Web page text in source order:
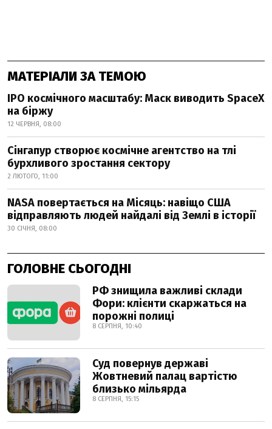
МАТЕРІАЛИ ЗА ТЕМОЮ
IPO космічного масштабу: Маск виводить SpaceX
на біржу
12 ЧЕРВНЯ, 08:00
Сінгапур створює космічне агентство на тлі
бурхливого зростання сектору
2 ЛЮТОГО, 11:00
NASA повертається на Місяць: навіщо США
відправляють людей найдалі від Землі в історії
30 СІЧНЯ, 08:00
ГОЛОВНЕ СЬОГОДНІ
РФ знищила важливі склади
Фори: клієнти скаржаться на
порожні полиці
8 СЕРПНЯ, 10:40
Суд повернув державі
Жовтневий палац вартістю
близько мільярда
8 СЕРПНЯ, 15:15